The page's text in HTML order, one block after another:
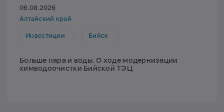
06.08.2026
Алтайский край
Инвестиции Бийск
Больше пара и воды. О ходе модернизации
химводоочистки Бийской ТЭЦ